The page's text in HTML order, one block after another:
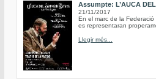
Assumpte: L’AUCA
21/11/2017
En el marc de la
es representaran
Llegir més...